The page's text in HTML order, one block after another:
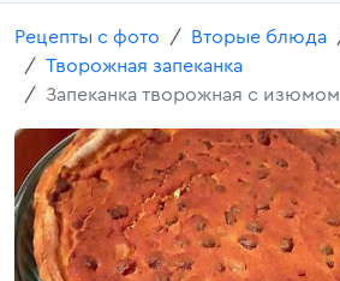
Рецепты с фото Вторые блюда
Творожная запеканка
Запеканка творожная с изюмом